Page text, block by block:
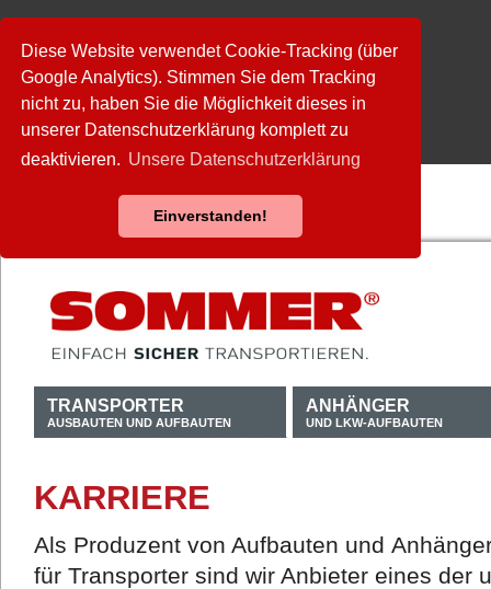
Diese Website verwendet Cookie-Tracking (über
Google Analytics). Stimmen Sie dem Tracking
nicht zu, haben Sie die Möglichkeit dieses in
unserer Datenschutzerklärung komplett zu
deaktivieren. Unsere Datenschutzerklärung
Einverstanden!
TRANSPORTER
AUSBAUTEN UND AUFBAUTEN
ANHÄNGER
UND LKW-AUFBAUTEN
KARRIERE
Als Produzent von Aufbauten und
für Transporter sind wir Anbieter eines der